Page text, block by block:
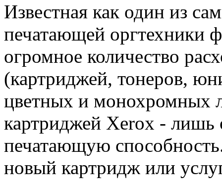
Известная как один из
печатающей оргтехники
огромное количество
(картриджей, тонеров,
цветных и монохромных
картриджей Xerox - лишь
печатающую
новый картридж или